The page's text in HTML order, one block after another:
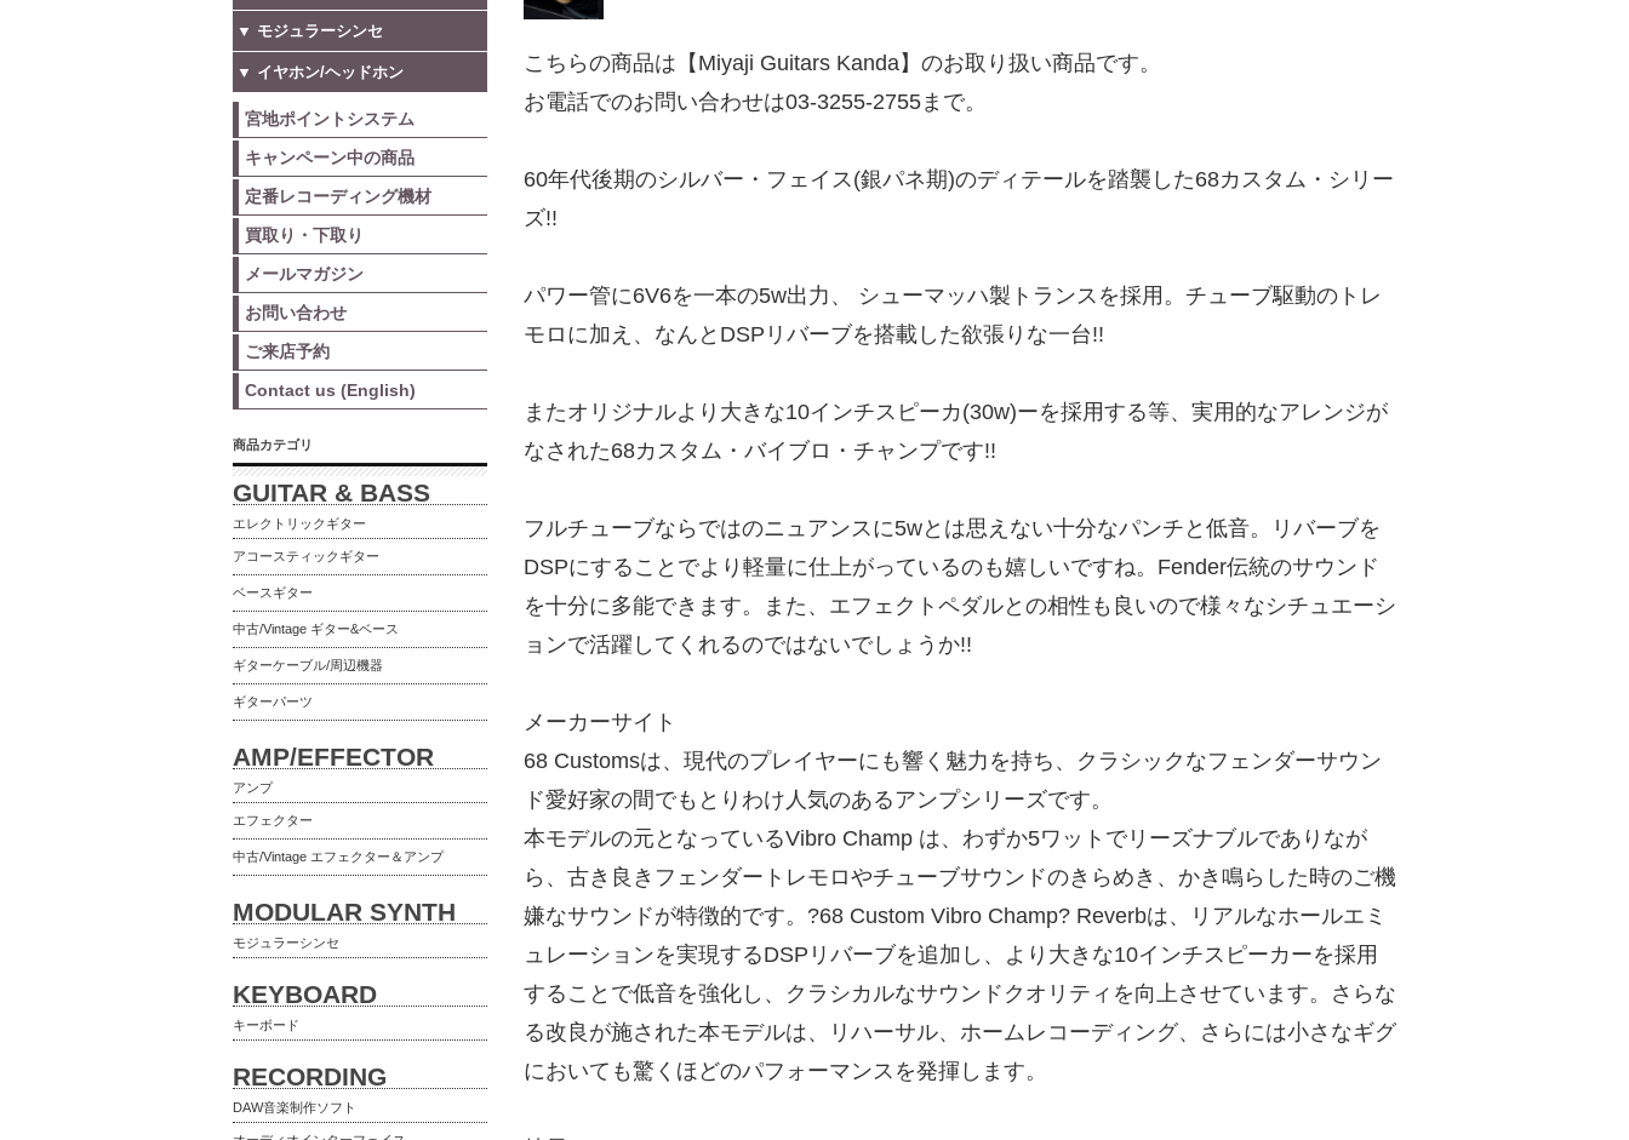
こちらの商品は【Miyaji Guitars Kanda】のお取り扱い商品です。
お電話でのお問い合わせは03-3255-2755まで。
60年代後期のシルバー・フェイス(銀パネ期)のディテールを踏襲した68カスタム・シリー
ズ!!
パワー管に6V6を一本の5w出力、 シューマッハ製トランスを採用。チューブ駆動のトレ
モロに加え、なんとDSPリバーブを搭載した欲張りな一台!!
またオリジナルより大きな10インチスピーカ(30w)ーを採用する等、実用的なアレンジが
なされた68カスタム・バイブロ・チャンプです!!
フルチューブならではのニュアンスに5wとは思えない十分なパンチと低音。リバーブを
DSPにすることでより軽量に仕上がっているのも嬉しいですね。Fender伝統のサウンド
を十分に多能できます。また、エフェクトペダルとの相性も良いので様々なシチュエーシ
ョンで活躍してくれるのではないでしょうか!!
メーカーサイト
68 Customsは、現代のプレイヤーにも響く魅力を持ち、クラシックなフェンダーサウン
ド愛好家の間でもとりわけ人気のあるアンプシリーズです。
本モデルの元となっているVibro Champ は、わずか5ワットでリーズナブルでありなが
ら、古き良きフェンダートレモロやチューブサウンドのきらめき、かき鳴らした時のご機
嫌なサウンドが特徴的です。?68 Custom Vibro Champ? Reverbは、リアルなホールエミ
ュレーションを実現するDSPリバーブを追加し、より大きな10インチスピーカーを採用
することで低音を強化し、クラシカルなサウンドクオリティを向上させています。さらな
る改良が施された本モデルは、リハーサル、ホームレコーディング、さらには小さなギグ
においても驚くほどのパフォーマンスを発揮します。
▼ モジュラーシンセ
▼ イヤホン/ヘッドホン
宮地ポイントシステム
キャンペーン中の商品
定番レコーディング機材
買取り・下取り
メールマガジン
お問い合わせ
ご来店予約
Contact us (English)
商品カテゴリ
GUITAR & BASS
エレクトリックギター
アコースティックギター
ベースギター
中古/Vintage ギター&ベース
ギターケーブル/周辺機器
ギターパーツ
AMP/EFFECTOR
アンプ
エフェクター
中古/Vintage エフェクター＆アンプ
MODULAR SYNTH
モジュラーシンセ
KEYBOARD
キーボード
RECORDING
DAW音楽制作ソフト